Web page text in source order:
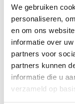
We gebruiken
personaliseren,
en om ons
informatie over
partners voor
partners kunnen
informatie die u
verzameld op
je ook dit jaar
begeleiding
waar je gebruik